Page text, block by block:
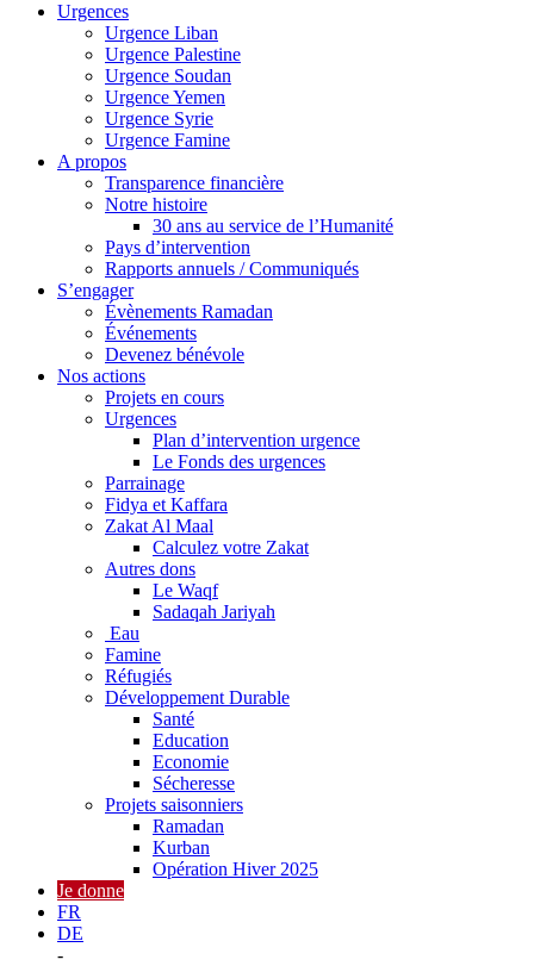
Urgences
Urgence Liban
Urgence Palestine
Urgence Soudan
Urgence Yemen
Urgence Syrie
Urgence Famine
A propos
Transparence financière
Notre histoire
30 ans au service de l’Humanité
Pays d’intervention
Rapports annuels / Communiqués
S’engager
Évènements Ramadan
Événements
Devenez bénévole
Nos actions
Projets en cours
Urgences
Plan d’intervention urgence
Le Fonds des urgences
Parrainage
Fidya et Kaffara
Zakat Al Maal
Calculez votre Zakat
Autres dons
Le Waqf
Sadaqah Jariyah
Eau
Famine
Réfugiés
Développement Durable
Santé
Education
Economie
Sécheresse
Projets saisonniers
Ramadan
Kurban
Opération Hiver 2025
Je donne
FR
DE
-